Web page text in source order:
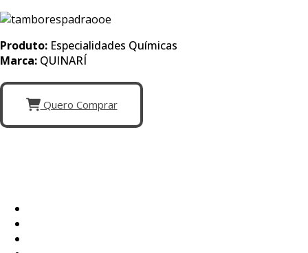
Produto: Especialidades Químicas
Marca: QUINARÍ
Quero Comprar